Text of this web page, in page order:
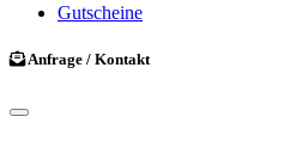
Gutscheine
Anfrage / Kontakt